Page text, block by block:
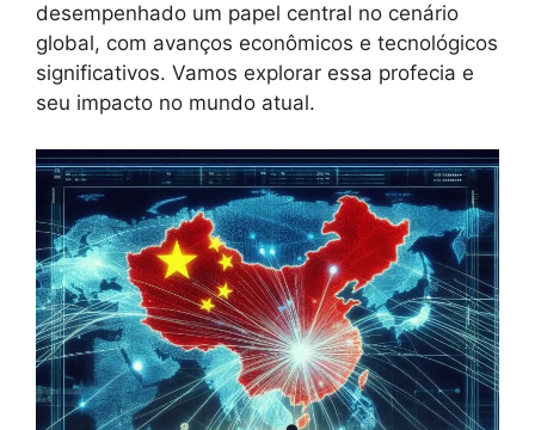
desempenhado um papel central no cenário
global, com avanços econômicos e tecnológicos
significativos. Vamos explorar essa profecia e
seu impacto no mundo atual.